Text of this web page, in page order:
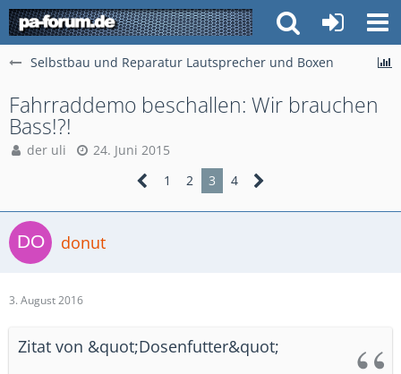
Selbstbau und Reparatur Lautsprecher und Boxen
Fahrraddemo beschallen: Wir brauchen
Bass!?!
der uli
24. Juni 2015
1
2 3 4
donut
3. August 2016
Zitat von &quot;Dosenfutter&quot;